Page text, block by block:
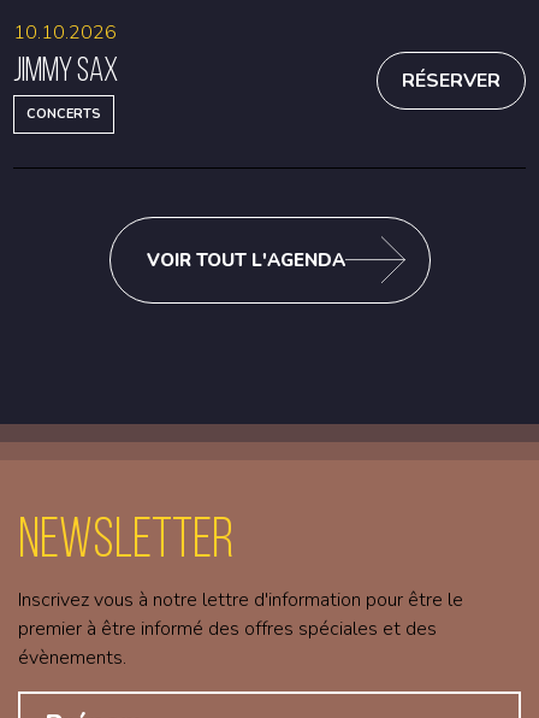
Jimmy Sax
CONCERTS
10.10.2026
RÉSERVER
VOIR TOUT L'AGENDA
Newsletter
Inscrivez vous à notre lettre d'information pour être le
premier à être informé des offres spéciales et des
évènements.